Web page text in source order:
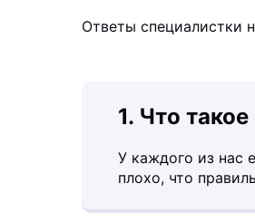
Ответы специалистки
1. Что
У каждого из нас
плохо, что